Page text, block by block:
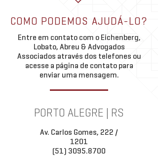
PORTO ALEGRE | RS
Av. Carlos Gomes, 222 /
1201
(51) 3095.8700
COMO PODEMOS AJUDÁ-LO?
Entre em contato com o Eichenberg,
Lobato, Abreu & Advogados
Associados através dos telefones ou
acesse a página de contato para
enviar uma mensagem.